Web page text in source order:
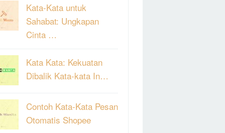
Kata-Kata untuk
Sahabat: Ungkapan
Cinta …
Kata Kata: Kekuatan
Dibalik Kata-kata In…
Contoh Kata-Kata Pesan
Otomatis Shopee